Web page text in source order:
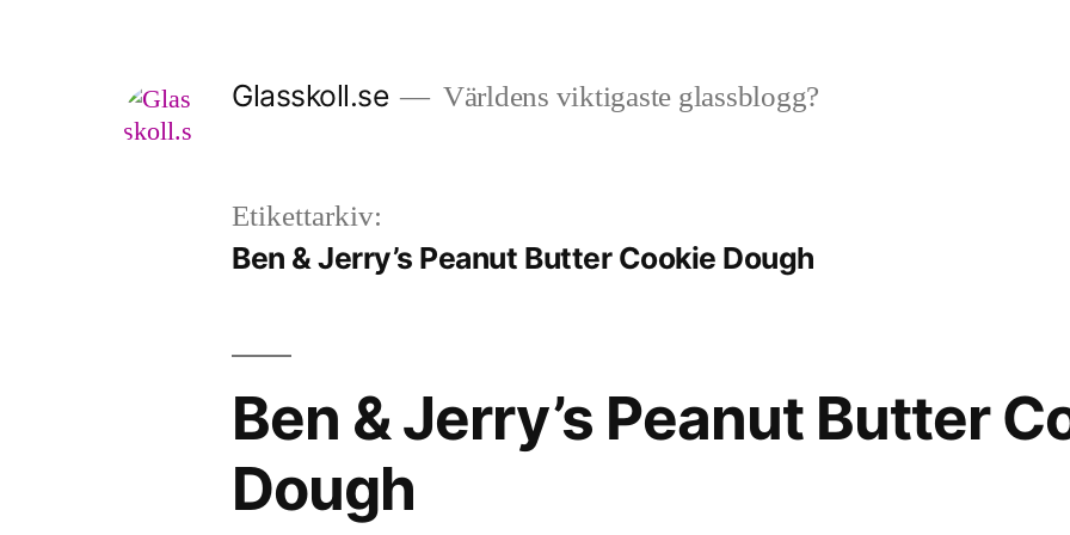
Glasskoll.se Världens viktigaste glassblogg?
Etikettarkiv:
Ben & Jerry’s Peanut Butter Cookie Dough
Ben & Jerry’s Peanut Butter
Dough